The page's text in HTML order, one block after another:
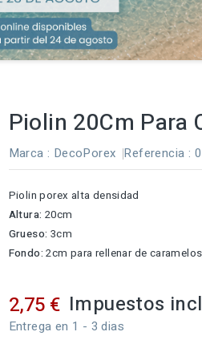
Piolin 20Cm Para
Marca : DecoPorex Referencia :
Piolin porex alta densidad
Altura: 20cm
Grueso: 3cm
Fondo:2cm para rellenar de
2,75 € Impuestos
Entrega en 1 - 3 dias